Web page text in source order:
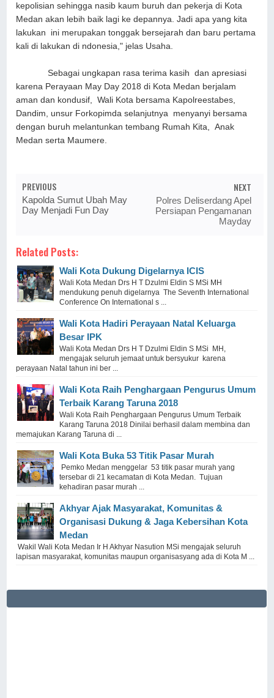
kepolisian sehingga nasib kaum buruh dan pekerja di Kota
Medan akan lebih baik lagi ke depannya. Jadi apa yang kita
lakukan ini merupakan tonggak bersejarah dan baru pertama
kali di lakukan di ndonesia," jelas Usaha.
Sebagai ungkapan rasa terima kasih dan apresiasi
karena Perayaan May Day 2018 di Kota Medan berjalam
aman dan kondusif, Wali Kota bersama Kapolreestabes,
Dandim, unsur Forkopimda selanjutnya menyanyi bersama
dengan buruh melantunkan tembang Rumah Kita, Anak
Medan serta Maumere.
PREVIOUS
Kapolda Sumut Ubah May
Day Menjadi Fun Day
NEXT
Polres Deliserdang Apel
Persiapan Pengamanan
Mayday
Related Posts:
Wali Kota Dukung Digelarnya ICIS
Wali Kota Medan Drs H T Dzulmi Eldin S MSi MH
mendukung penuh digelarnya The Seventh International
Conference On International s ...
Wali Kota Hadiri Perayaan Natal Keluarga
Besar IPK
Wali Kota Medan Drs H T Dzulmi Eldin S MSi MH,
mengajak seluruh jemaat untuk bersyukur karena
perayaan Natal tahun ini ber ...
Wali Kota Raih Penghargaan Pengurus Umum
Terbaik Karang Taruna 2018
Wali Kota Raih Penghargaan Pengurus Umum Terbaik
Karang Taruna 2018 Dinilai berhasil dalam membina dan
memajukan Karang Taruna di ...
Wali Kota Buka 53 Titik Pasar Murah
Pemko Medan menggelar 53 titik pasar murah yang
tersebar di 21 kecamatan di Kota Medan. Tujuan
kehadiran pasar murah ...
Akhyar Ajak Masyarakat, Komunitas &
Organisasi Dukung & Jaga Kebersihan Kota
Medan
Wakil Wali Kota Medan Ir H Akhyar Nasution MSi mengajak seluruh
lapisan masyarakat, komunitas maupun organisasyang ada di Kota M ...